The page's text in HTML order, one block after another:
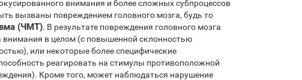
внимания и более сложных субпроцессов
вызваны повреждением головного мозга, будь то
(ЧМТ). В результате повреждения головного мозга
внимания в целом (с повышенной склонностью
или некоторые более специфические
реагировать на стимулы противоположной
Кроме того, может наблюдаться нарушение